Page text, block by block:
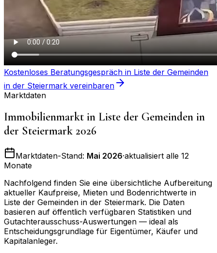
Kostenloses Beratungsgespräch in Liste der Gemeinden
in der Steiermark vereinbaren
Marktdaten
Immobilienmarkt in Liste der Gemeinden in
der Steiermark 2026
Marktdaten-Stand: Mai 2026·aktualisiert alle 12
Monate
Nachfolgend finden Sie eine übersichtliche Aufbereitung
aktueller Kaufpreise, Mieten und Bodenrichtwerte in
Liste der Gemeinden in der Steiermark. Die Daten
basieren auf öffentlich verfügbaren Statistiken und
Gutachterausschuss-Auswertungen — ideal als
Entscheidungsgrundlage für Eigentümer, Käufer und
Kapitalanleger.